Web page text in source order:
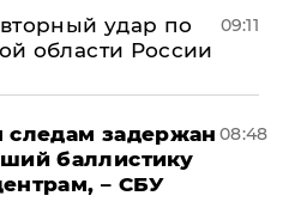
удар по
области России
09:11
следам задержан
баллистику
– СБУ
08:48